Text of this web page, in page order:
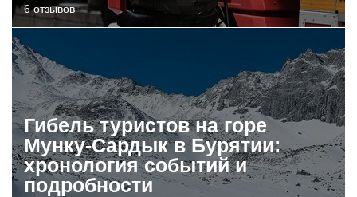
6 отзывов
Гибель туристов на горе
Мунку-Сардык в Бурятии:
хронология событий и
подробности